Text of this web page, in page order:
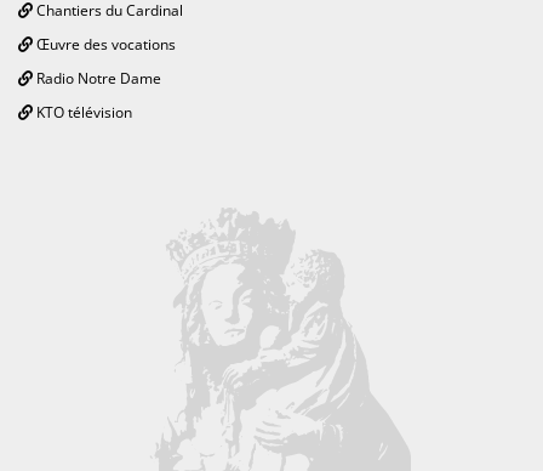
Chantiers du Cardinal
Œuvre des vocations
Radio Notre Dame
KTO télévision